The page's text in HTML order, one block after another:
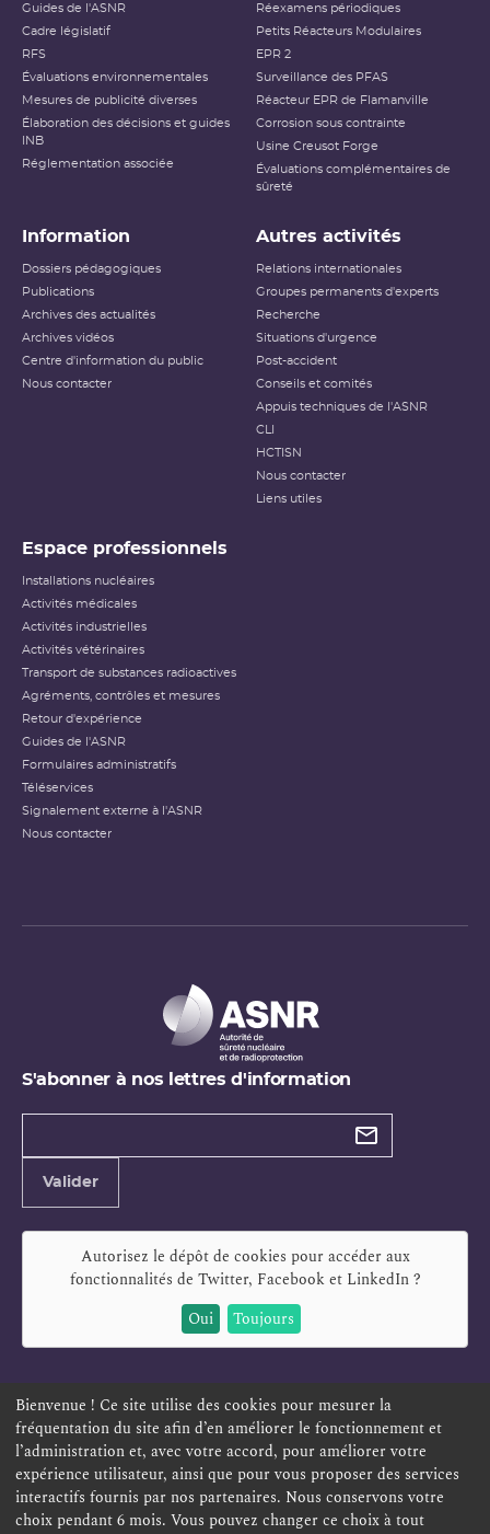
Guides de l'ASNR
Cadre législatif
RFS
Évaluations environnementales
Mesures de publicité diverses
Élaboration des décisions et guides
INB
Réglementation associée
Réexamens périodiques
Petits Réacteurs Modulaires
EPR 2
Surveillance des PFAS
Réacteur EPR de Flamanville
Corrosion sous contrainte
Usine Creusot Forge
Évaluations complémentaires de
sûreté
Information
Dossiers pédagogiques
Publications
Archives des actualités
Archives vidéos
Centre d'information du public
Nous contacter
Autres activités
Relations internationales
Groupes permanents d'experts
Recherche
Situations d'urgence
Post-accident
Conseils et comités
Appuis techniques de l'ASNR
CLI
HCTISN
Nous contacter
Liens utiles
Espace professionnels
Installations nucléaires
Activités médicales
Activités industrielles
Activités vétérinaires
Transport de substances radioactives
Agréments, contrôles et mesures
Retour d'expérience
Guides de l'ASNR
Formulaires administratifs
Téléservices
Signalement externe à l'ASNR
Nous contacter
S'abonner à nos lettres d'information
Types de
Valider
Autorisez le dépôt de cookies pour accéder aux
fonctionnalités de Twitter, Facebook et LinkedIn?
Oui
Toujours
ESPACE PERSONNEL OFFRES D'EMPLOI SIGNALEMENT
TÉLÉSERVICES PLAN DU SITE
ACCESSIBILITÉ POLITIQUE DE CONFIDENTIALITÉ
MENTIONS LÉGALES CONTACT
Bienvenue ! Ce site utilise des cookies pour mesurer la
fréquentation du site afin d’en améliorer le fonctionnement et
l’administration et, avec votre accord, pour améliorer votre
expérience utilisateur, ainsi que pour vous proposer des services
interactifs fournis par nos partenaires. Nous conservons votre
choix pendant 6 mois. Vous pouvez changer ce choix à tout